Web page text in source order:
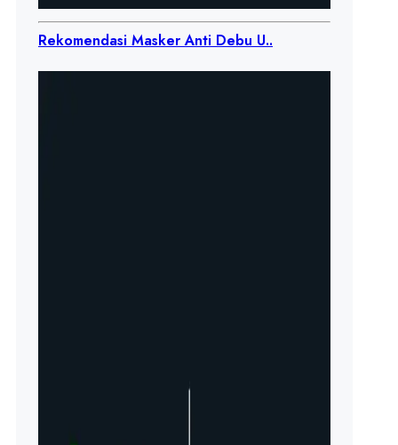
Rekomendasi Masker Anti Debu U..